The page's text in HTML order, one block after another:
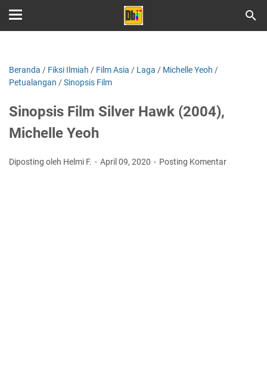
Beranda / Fiksi Ilmiah / Film Asia / Laga / Michelle Yeoh /
Petualangan /Sinopsis Film
Sinopsis Film Silver Hawk (2004),
Michelle Yeoh
Diposting oleh Helmi F. April 09, 2020 Posting Komentar